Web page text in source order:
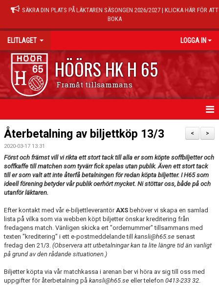
SÄKRA DIN PLATS PÅ LÄKTAREN SÄSONGEN 2026/2027 | KLICKA HÄR FÖR ATT
BOKA
ELITLAGET LOGGA IN
HÖÖRS HK H 65
Framåt tillsammans
HEM
NYHETER
TRUPPEN
MATCHER
KALENDER
TRÄNINGSTIDER
TABELL
HANDBOLLSLIGANDAM.SE
>
<
Återbetalning av biljettköp 13/3
2020-03-17 13:31
Först och främst vill vi rikta ett stort tack till alla er som köpte soffbiljetter och
soffkaffe till matchen som tyvärr fick spelas utan publik. Även ett stort tack
till er som valt att inte återfå betalningen för redan köpta biljetter. I H65 som
ideell förening betyder vår publik oerhört mycket. Ni stöttar oss, både på och
utanför läktaren.
Efter kontakt med vår e-biljettleverantörAXS behöver vi skapa en samlad
lista på vilka som via webben köpt biljetter önskar kreditering från
fredagens match. Vänligen skicka ert "ordernummer" tillsammans med
texten "kreditering" i ett e-postmeddelande till kansli@h65.se senast
fredag den 21/3. (Observera att utbetalningar kan ta lite längre tid än vanligt
på grund av den rådande situationen.)
Biljetter köpta via vår matchkassa i arenan ber vi höra av sig till oss med
uppgifter för återbetalning på kansli@h65.se eller telefon 0413-233 32.